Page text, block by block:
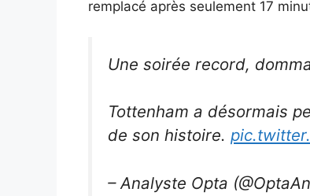
remplacé après seulement 17
Une soirée record,
Tottenham a désormais
de son histoire.
– Analyste Opta